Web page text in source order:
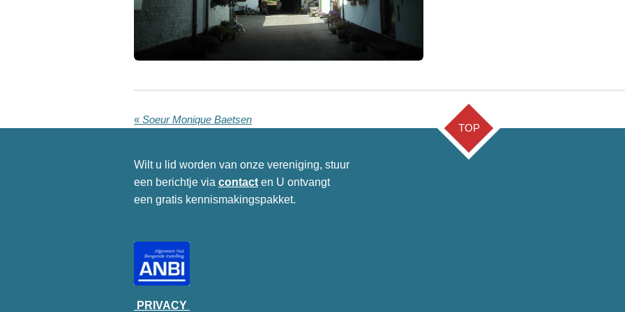
« Soeur Monique Baetsen
TOP
Wilt u lid worden van onze vereniging, stuur
een berichtje via contact en U ontvangt
een gratis kennismakingspakket.
PRIVACY